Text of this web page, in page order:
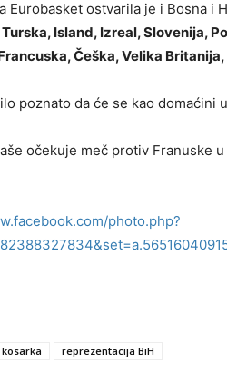
Eurobasket ostvarila je i Bosna i
Island, Izreal, Slovenija,
Češka, Velika
poznato da će se kao domaćini
očekuje meč protiv Franuske
photo.php?
kosarka reprezentacija BiH